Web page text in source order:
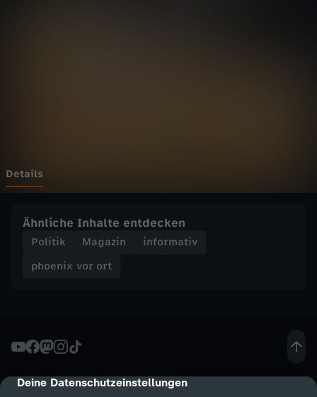
cmp-dialog-description
Deine Datenschutzeinstellungen
t
D
L
i
Details
Ähnliche Inhalte entdecken
Politik Magazin
informativ
phoenix vor ort